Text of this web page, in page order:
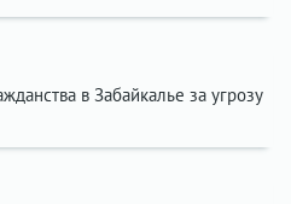
в Забайкалье за угрозу